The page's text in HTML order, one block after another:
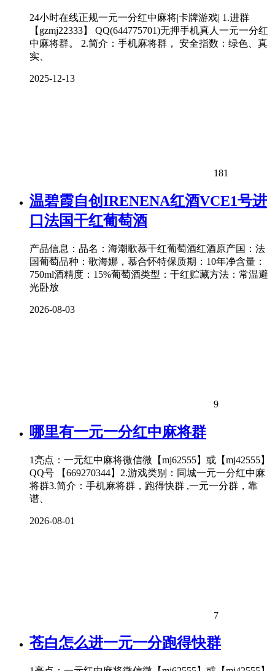
24小时在线正规一元一分红中麻将|卡牌游戏| 1.进群
【gzmj22333】 QQ(644775701)无押手机真人一元一分红
中麻将群。 2.简介：手机麻将群， 安全指数：绿色、真
实、
2025-12-13
181
温碧霞自创IRENENA红酒VCE1号进
口法国干红葡萄酒
产品信息：品名：海潮歌慕干红葡萄酒红酒原产国：法
国葡萄品种：歌海娜，慕合怀特保质期：10年净含量：
750ml酒精度：15%葡萄酒类型：干红贮藏方法：常温避
光卧放
2026-08-03
9
哪里有一元一分红中麻将群
1亮点：一元红中麻将微信微【mj62555】或【mj42555】
QQ号 【669270344】2.游戏类别：同城一元一分红中麻
将群3.简介：手机麻将群，跑得快群 ,一元一分群，靠
谱、
2026-08-01
7
苍白怎么进一元一分跑得快群